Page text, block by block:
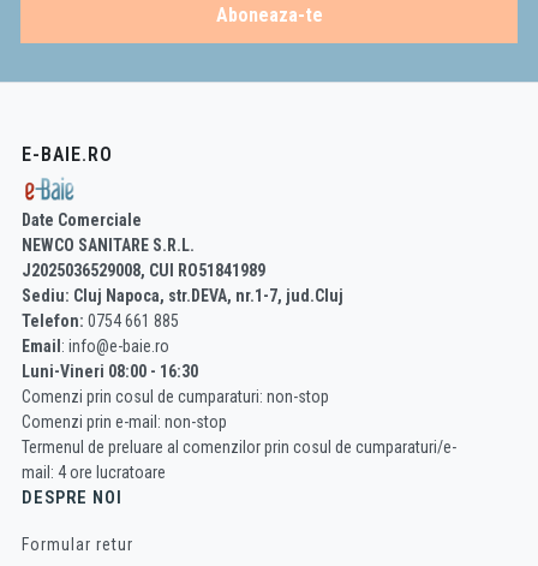
Aboneaza-te
E-BAIE.RO
Date Comerciale
NEWCO SANITARE S.R.L.
J2025036529008, CUI RO51841989
Sediu: Cluj Napoca, str.DEVA, nr.1-7, jud.Cluj
Telefon: 0754 661 885
Email : info@e-baie.ro
Luni-Vineri 08:00 - 16:30
Comenzi prin cosul de cumparaturi: non-stop
Comenzi prin e-mail: non-stop
Termenul de preluare al comenzilor prin cosul de cumparaturi/e-
mail: 4 ore lucratoare
DESPRE NOI
Formular retur